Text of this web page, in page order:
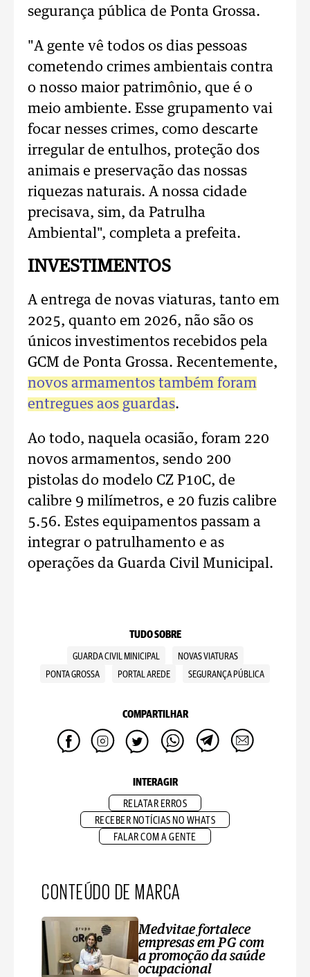
segurança pública de Ponta Grossa.
"A gente vê todos os dias pessoas
cometendo crimes ambientais contra
o nosso maior patrimônio, que é o
meio ambiente. Esse grupamento vai
focar nesses crimes, como descarte
irregular de entulhos, proteção dos
animais e preservação das nossas
riquezas naturais. A nossa cidade
precisava, sim, da Patrulha
Ambiental", completa a prefeita.
INVESTIMENTOS
A entrega de novas viaturas, tanto em
2025, quanto em 2026, não são os
únicos investimentos recebidos pela
GCM de Ponta Grossa. Recentemente,
novos armamentos também foram
entregues aos guardas.
Ao todo, naquela ocasião, foram 220
novos armamentos, sendo 200
pistolas do modelo CZ P10C, de
calibre 9 milímetros, e 20 fuzis calibre
5.56. Estes equipamentos passam a
integrar o patrulhamento e as
operações da Guarda Civil Municipal.
TUDO SOBRE
GUARDA CIVIL MINICIPAL
NOVAS VIATURAS
PONTA GROSSA
PORTAL AREDE SEGURANÇA PÚBLICA
COMPARTILHAR
INTERAGIR
RELATAR ERROS
RECEBER NOTÍCIAS NO WHATS
FALAR COM A GENTE
CONTEÚDO DE MARCA
Medvitae fortalece
empresas em PG com
a promoção da saúde
ocupacional